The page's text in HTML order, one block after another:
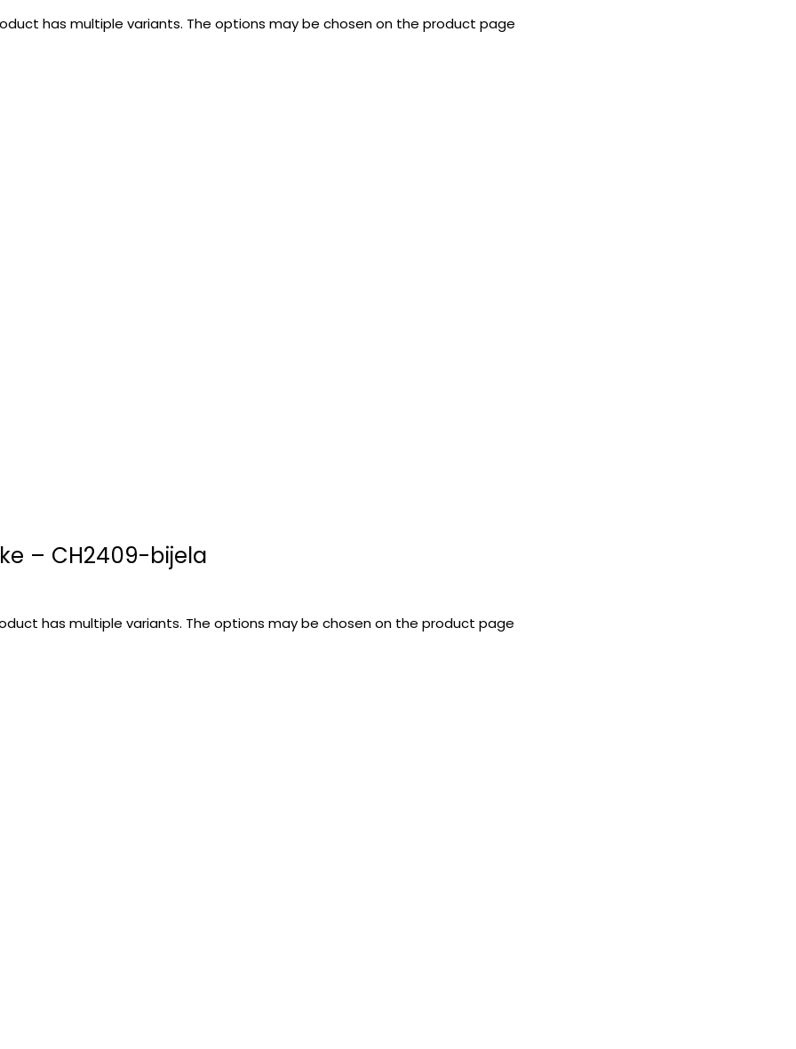
has multiple variants. The options may be chosen on the product page
– CH2409-bijela
has multiple variants. The options may be chosen on the product page